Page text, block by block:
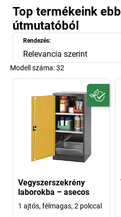
Top termékeink
útmutatóból
Rendezés:
Relevancia szerint
Modell száma:32
Vegyszerszekrény
laborokba – asecos
1 ajtós, félmagas, 2 polccal